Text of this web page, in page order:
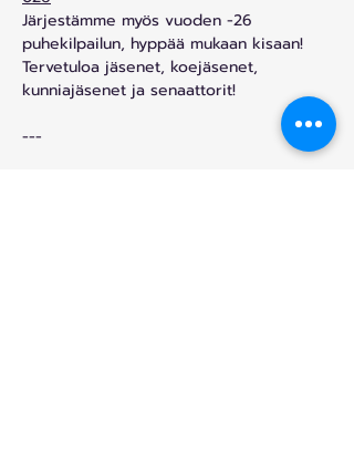
Järjestämme myös vuoden -26
puhekilpailun, hyppää mukaan kisaan!
Tervetuloa jäsenet, koejäsenet,
kunniajäsenet ja senaattorit!
---